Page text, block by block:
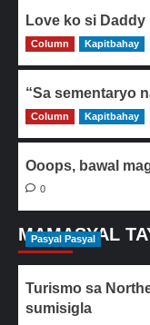
Love ko si Daddy
0
Column Kapitbahay
“Sa sementaryo
0
Column Kapitbahay
Ooops, bawal
0
MAMASYAL
Pasyal Pasyal
Turismo sa
sumisigla